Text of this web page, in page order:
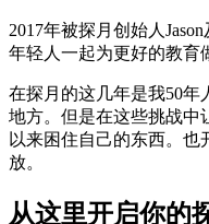
2017年被探月创始人
年轻人一起为更好的教育
在探月的这几年是我50年
地方。但是在这些挑战中
以来困住自己的东西。
放。
从这里开启你的